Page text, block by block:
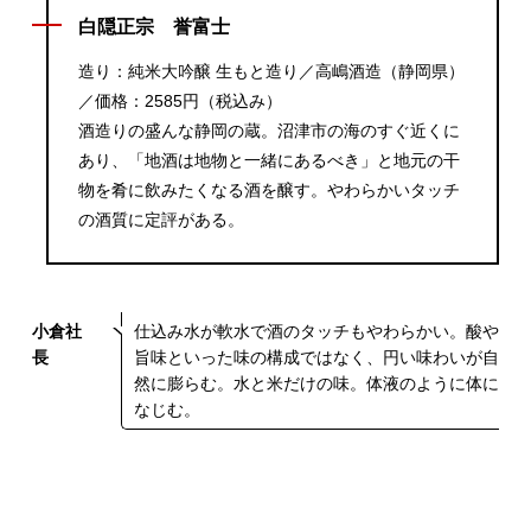
白隠正宗 誉富士
造り：純米大吟醸 生もと造り／高嶋酒造（静岡県）
／価格：2585円（税込み）
酒造りの盛んな静岡の蔵。沼津市の海のすぐ近くに
あり、「地酒は地物と一緒にあるべき」と地元の干
物を肴に飲みたくなる酒を醸す。やわらかいタッチ
の酒質に定評がある。
小倉社
長
仕込み水が軟水で酒のタッチもやわらかい。酸や
旨味といった味の構成ではなく、円い味わいが自
然に膨らむ。水と米だけの味。体液のように体に
なじむ。